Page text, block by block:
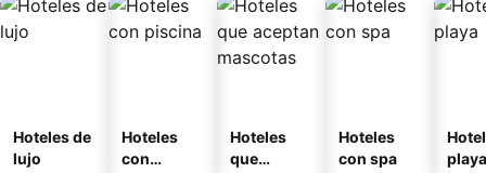
Hoteles de
lujo
Hoteles
con
Hoteles
que
Hoteles
con spa
playa